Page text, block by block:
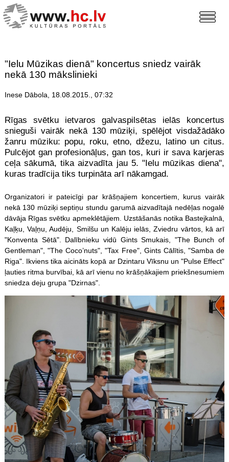
"Ielu Mūzikas dienā" koncertus sniedz vairāk
nekā 130 mākslinieki
Inese Dābola, 18.08.2015., 07:32
Rīgas svētku ietvaros galvaspilsētas ielās koncertus
snieguši vairāk nekā 130 mūziķi, spēlējot visdažādāko
žanru mūziku: popu, roku, etno, džezu, latino un citus.
Pulcējot gan profesionāļus, gan tos, kuri ir sava karjeras
ceļa sākumā, tika aizvadīta jau 5. "Ielu mūzikas diena",
kuras tradīcija tiks turpināta arī nākamgad.
Organizatori ir pateicīgi par krāšņajiem koncertiem, kurus vairāk
nekā 130 mūziķi septiņu stundu garumā aizvadītajā nedēļas nogalē
dāvāja Rīgas svētku apmeklētājiem. Uzstāšanās notika Bastejkalnā,
Kaļķu, Vaļņu, Audēju, Smilšu un Kalēju ielās, Zviedru vārtos, kā arī
"Konventa Sētā". Dalībnieku vidū Gints Smukais, "The Bunch of
Gentleman", "The Coco’nuts", "Tax Free", Gints Cālītis, "Samba de
Riga". Ikviens tika aicināts kopā ar Dzintaru Vīksnu un "Pulse Effect"
ļauties ritma burvībai, kā arī vienu no krāšņākajiem priekšnesumiem
sniedza deju grupa "Dzirnas".